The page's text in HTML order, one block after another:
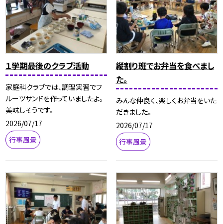
１学期最後のクラブ活動
家庭科クラブでは、調理実習でフ
ルーツサンドを作っていましたよ。
美味しそうです。
2026/07/17
行事風景
縦割り班でお弁当を食べまし
た。
みんな仲良く、楽しくお弁当をいた
だきました。
2026/07/17
行事風景